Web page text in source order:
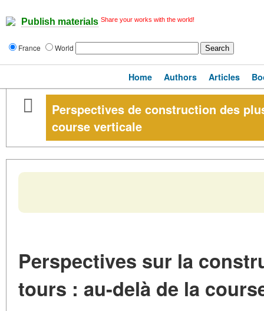
Publish materials Share your works with the world!
France World
Home Authors Articles
Perspectives de construction des
course verticale
Perspectives sur la
tours : au-delà de la